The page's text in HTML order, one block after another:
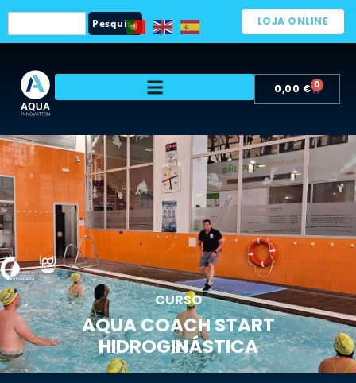
Pesquisa LOJA ONLINE
0,00 € 0
CURSO
AQUA COACH START
HIDROGINÁSTICA